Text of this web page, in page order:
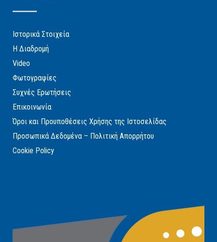
Ιστορικά Στοιχεία
Η Διαδρομή
Video
Φωτογραφίες
Συχνές Ερωτήσεις
Επικοινωνία
Όροι και Προυποθέσεις Χρήσης της Ιστοσελίδας
Προσωπικά Δεδομένα – Πολιτική Απορρήτου
Cookie Policy